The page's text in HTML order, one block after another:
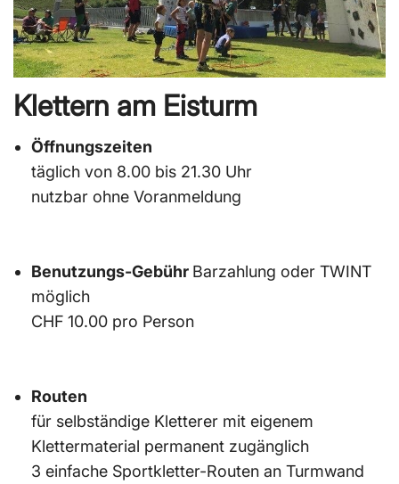
Klettern am Eisturm
Öffnungszeiten
täglich von 8.00 bis 21.30 Uhr
nutzbar ohne Voranmeldung
Benutzungs-Gebühr Barzahlung oder TWINT
möglich
CHF 10.00 pro Person
Routen
für selbständige Kletterer mit eigenem
Klettermaterial permanent zugänglich
3 einfache Sportkletter-Routen an Turmwand